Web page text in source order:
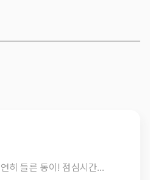
가평에 놀러갔다가 친구의 추천으로 우연히 들른 동이! 점심시간이 지났는데도 불구하고 사람이 북적여서 간신히 자리에 앉아 비빔과 불족발을 먹었는데 화장실로 가면서 부엌을 살짝 보았는데 직접 면발을 뽑고 계시더라구요, 비빔에는 동치미가 공기로 한그릇 나오는데 정말 아직까지 잊혀지지가 않아요! 원래 맛집평 안쓰는데 동치미 특유의 톡 쏘는 맛이 입안에서 계속 맴돌아 생각나게 하네요ㅜ0ㅜ 다음에 가평이나 가평 근처에만 들려도 꼭 다시 먹고 갈께요! 카운터에 계신 사모님도 무지 친절하고 배도 든든하고 불족발과 동치미의 환상적인 조합! 다음엔 꼭 물막국수도 먹고 싶네요! 완전 강추합니다 동이! 가평의 히든맛집! ♡